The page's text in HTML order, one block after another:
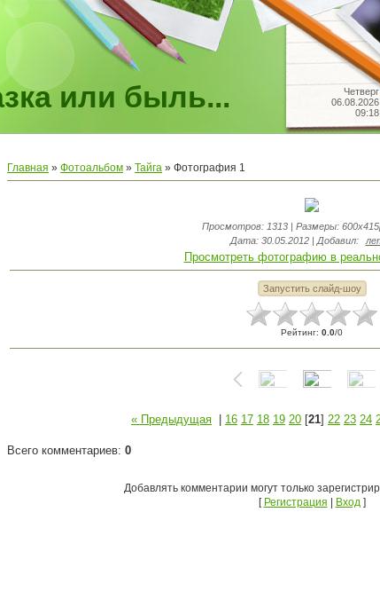
Четверг
06.08.2026
09:18
или быль...
Главная » Фотоальбом » Тайга » Фотография 1
Просмотров: 1313 | Размеры:
Дата: 30.05.2012 | Добавил:
Просмотреть фотографию в
Рейтинг: 0.0/0
« Предыдущая 16 17 18 19 20 [21] 22 23 24
Всего комментариев: 0
Добавлять комментарии могут только
[ Регистрация Вход]